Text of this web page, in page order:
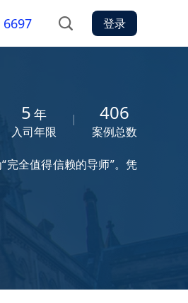
登录
5 年
入司年限
406
案例总数
全值得信赖的导师”。凭